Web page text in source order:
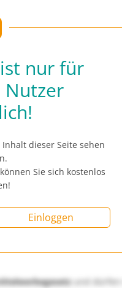
nur für
dieser Seite sehen
Sie sich kostenlos
Einloggen
und